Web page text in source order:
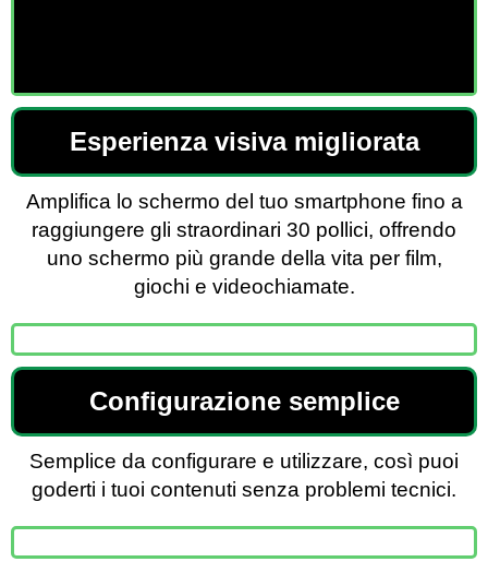
Esperienza visiva migliorata
Amplifica lo schermo del tuo smartphone fino a
raggiungere gli straordinari 30 pollici, offrendo
uno schermo più grande della vita per film,
giochi e videochiamate.
Configurazione semplice
Semplice da configurare e utilizzare, così puoi
goderti i tuoi contenuti senza problemi tecnici.